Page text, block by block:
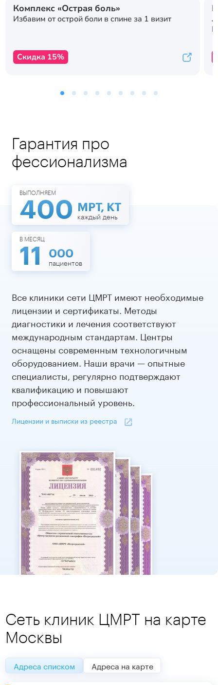
Комплекс «Острая боль»
Избавим от острой боли в спине за 1 визит
Скидка 15%
Гарантия про
фессионализма
ВЫПОЛНЯЕМ
400 МРТ, КТ
каждый день
В МЕСЯЦ
11 000
пациентов
Все клиники сети ЦМРТ имеют необходимые
лицензии и сертификаты. Методы
диагностики и лечения соответствуют
международным стандартам. Центры
оснащены современным технологичным
оборудованием. Наши врачи — опытные
специалисты, регулярно подтверждают
квалификацию и повышают
профессиональный уровень.
Лицензии и выписки из реестра
Сеть клиник ЦМРТ на карте
Москвы
Адреса списком Адреса на карте